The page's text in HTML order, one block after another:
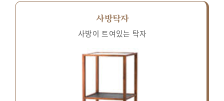
사방탁자
사방이 트여있는 탁자